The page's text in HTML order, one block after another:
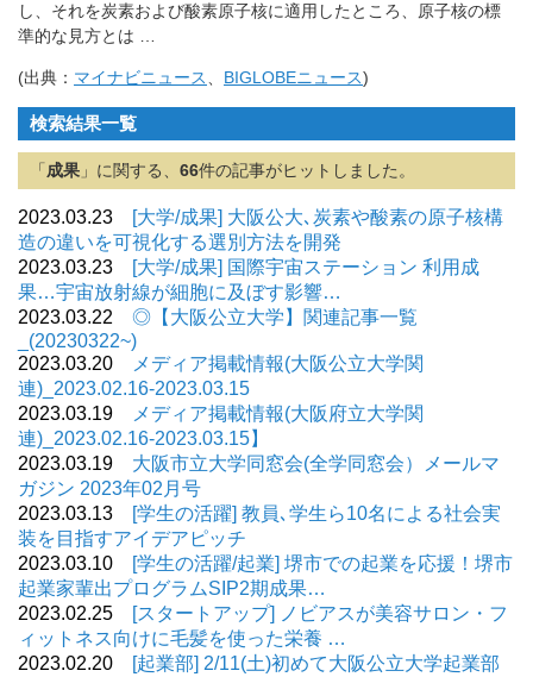
し、 それを炭素および酸素原子核に適用したところ、
原子核の標
準的な見方とは …
(出典： マイナビニュース BIGLOBEニュース)
検索結果一覧
「 成果 」に関する、 66件の記事がヒットしました。
2023.03.23
[大学/成果] 大阪公大､炭素や酸素の原子核構
造の違いを可視化する選別方法を開発
2023.03.23
[大学/成果] 国際宇宙ステーション 利用成
果…宇宙放射線が細胞に及ぼす影響…
2023.03.22 ◎【大阪公立大学】関連記事一覧
_(20230322~)
2023.03.20
メディア掲載情報(大阪公立大学関
連)_2023.02.16-2023.03.15
2023.03.19
メディア掲載情報(大阪府立大学関
連)_2023.02.16-2023.03.15】
2023.03.19 大阪市立大学同窓会(全学同窓会）メールマ
ガジン 2023年02月号
2023.03.13
[学生の活躍] 教員､学生ら10名による社会実
装を目指すアイデアピッチ
2023.03.10
[学生の活躍/起業] 堺市での起業を応援！堺市
起業家輩出プログラムSIP2期成果…
2023.02.25
[スタートアップ] ノビアスが美容サロン・フ
ィットネス向けに毛髪を使った栄養 …
2023.02.20
[起業部] 2/11(土)初めて大阪公立大学起業部